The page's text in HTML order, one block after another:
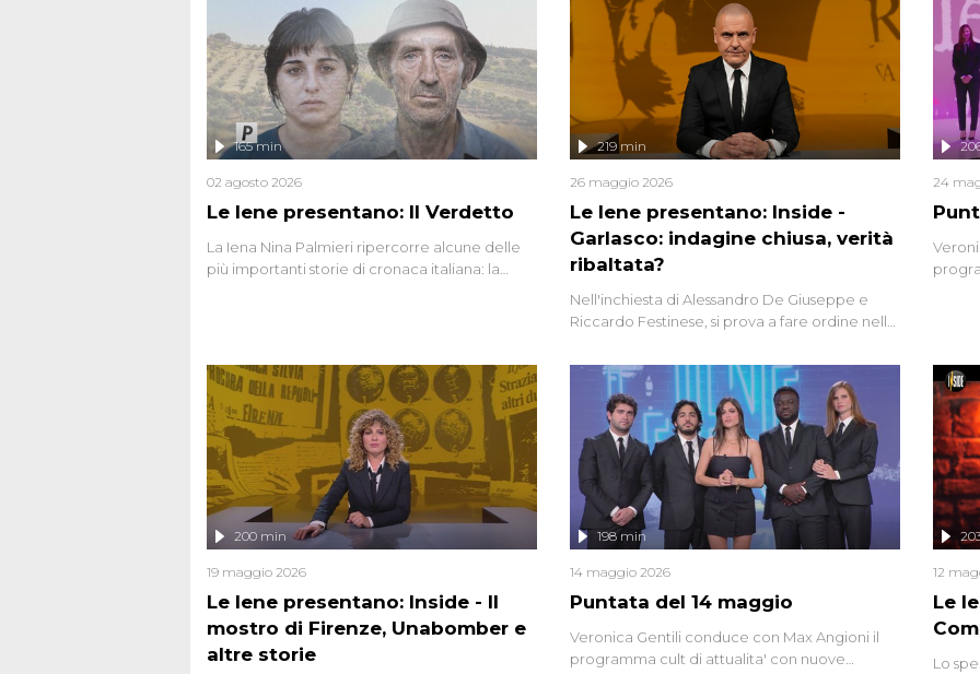
Le Iene presentano: Il Verdetto
165 min
02 agosto 2026
La Iena Nina Palmieri ripercorre alcune delle
più importanti storie di cronaca italiana: la
Le Iene presentano: Inside -
Garlasco: indagine chiusa, verità
ribaltata?
219 min
26 maggio 2026
Nell'inchiesta di Alessandro De Giuseppe e
Riccardo Festinese, si prova a fare ordine nella
continuano a emergere attorno a una delle
vicende giudiziarie più discusse degli ultimi
anni. Lo speciale ricostruisce la vicenda
mettendo in fila testimonianze, errori, dettagli
controversi e i protagonisti di un'indagine che
sembra non avere fine.
24
Le Iene presentano: Inside - Il
mostro di Firenze, Unabomber e
altre storie
200 min
19 maggio 2026
Puntata del 14 maggio
198 min
14 maggio 2026
Veronica Gentili conduce con Max Angioni il
programma cult di attualita' con nuove
Le
12
Lo